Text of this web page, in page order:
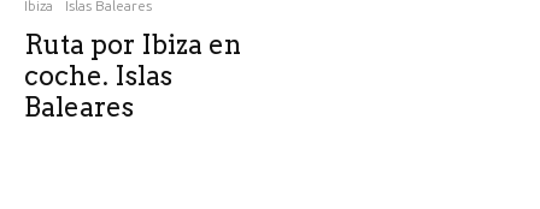
Ibiza Islas Baleares
Ruta por Ibiza en
coche. Islas
Baleares